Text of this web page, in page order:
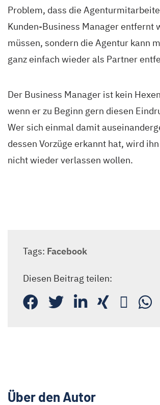
Problem, dass die
Kunden-Business Manager entfernt
müssen, sondern die Agentur kann
ganz einfach wieder als Partner
Der Business Manager ist kein
wenn er zu Beginn gern diesen
Wer sich einmal damit
dessen Vorzüge erkannt hat, wird
nicht wieder verlassen wollen.
Tags: Facebook
Diesen Beitrag teilen:
Über den Autor